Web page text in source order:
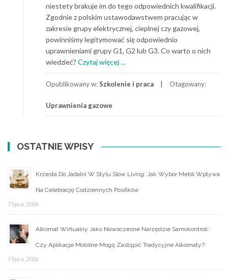
niestety brakuje im do tego odpowiednich kwalifikacji.
Zgodnie z polskim ustawodawstwem pracując w
zakresie grupy elektrycznej, cieplnej czy gazowej,
powinniśmy legitymować się odpowiednio
uprawnieniami grupy G1, G2 lub G3. Co warto o nich
wiedzieć? Czytaj więcejo
gazowe
…
Opublikowany w:Szkolenie i praca Otagowany:
Uprawnienia gazowe
OSTATNIE WPISY
Krzesła Do Jadalni W Stylu Slow Living: Jak Wybór Mebli Wpływa
Na Celebrację Codziennych Posiłków
7 lipca, 2026
Alkomat Wirtualny Jako Nowoczesne Narzędzie Samokontroli:
Czy Aplikacje Mobilne Mogą Zastąpić Tradycyjne Alkomaty?
7 lipca, 2026